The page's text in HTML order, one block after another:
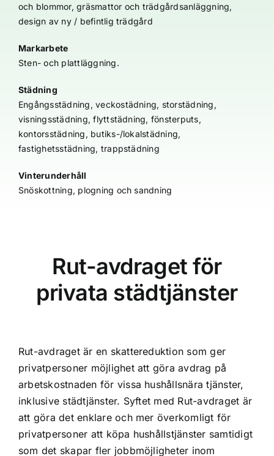
och blommor, gräsmattor och trädgårdsanläggning,
design av ny / befintlig trädgård
Markarbete
Sten- och plattläggning.
Städning
Engångsstädning, veckostädning, storstädning,
visningsstädning, flyttstädning, fönsterputs,
kontorsstädning, butiks-/lokalstädning,
fastighetsstädning, trappstädning
Vinterunderhåll
Snöskottning, plogning och sandning
Rut-avdraget för
privata städtjänster
Rut-avdraget är en skattereduktion som ger
privatpersoner möjlighet att göra avdrag på
arbetskostnaden för vissa hushållsnära tjänster,
inklusive städtjänster. Syftet med Rut-avdraget är
att göra det enklare och mer överkomligt för
privatpersoner att köpa hushållstjänster samtidigt
som det skapar fler jobbmöjligheter inom